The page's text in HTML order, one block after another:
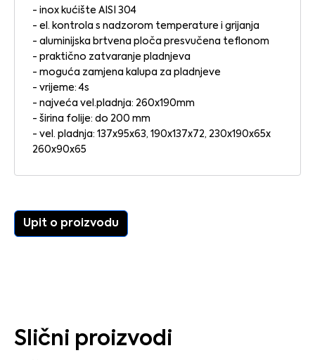
- inox kućište AISI 304
- el. kontrola s nadzorom temperature i grijanja
- aluminijska brtvena ploča presvučena teflonom
- praktično zatvaranje pladnjeva
- moguća zamjena kalupa za pladnjeve
- vrijeme: 4s
- najveća vel.pladnja: 260x190mm
- širina folije: do 200 mm
- vel. pladnja: 137x95x63, 190x137x72, 230x190x65x
260x90x65
Upit o proizvodu
Slični proizvodi